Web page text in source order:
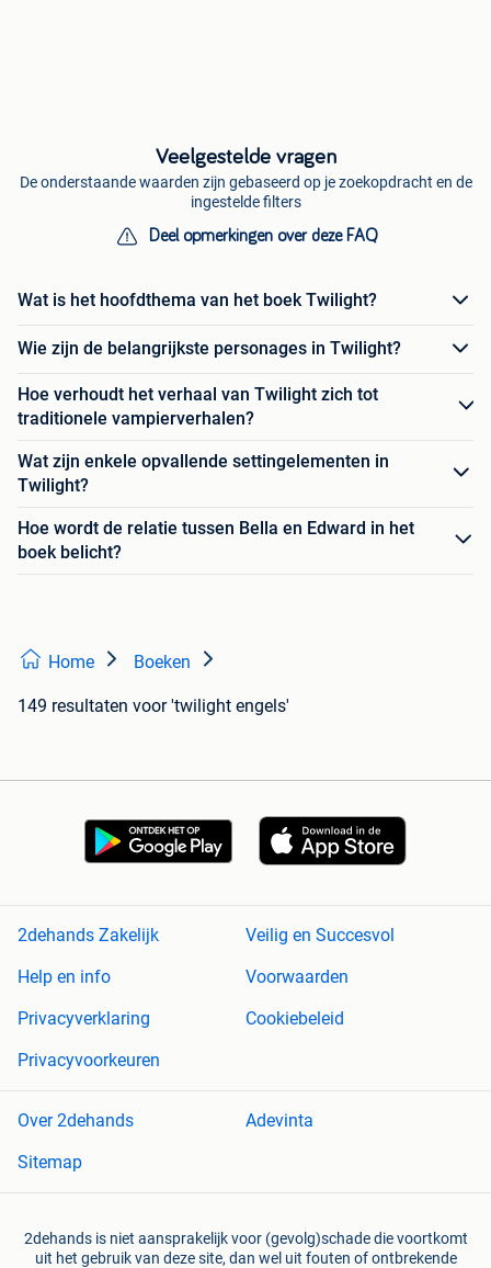
Veelgestelde vragen
De onderstaande waarden zijn gebaseerd op je zoekopdracht en de
ingestelde filters
Deel opmerkingen over deze FAQ
Wat is het hoofdthema van het boek Twilight?
Wie zijn de belangrijkste personages in Twilight?
Hoe verhoudt het verhaal van Twilight zich tot
traditionele vampierverhalen?
Wat zijn enkele opvallende settingelementen in
Twilight?
Hoe wordt de relatie tussen Bella en Edward in het
boek belicht?
Home Boeken
149 resultaten voor 'twilight engels'
2dehands Zakelijk
Veilig en Succesvol
Help en info
Voorwaarden
Privacyverklaring
Cookiebeleid
Privacyvoorkeuren
Over 2dehands
Adevinta
Sitemap
2dehands is niet aansprakelijk voor (gevolg)schade die voortkomt
uit het gebruik van deze site, dan wel uit fouten of ontbrekende